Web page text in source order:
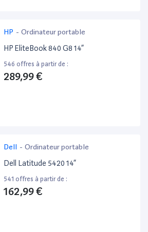
HP - Ordinateur portable
HP EliteBook 840 G8 14”
546 offres à partir de :
289,99 €
Dell - Ordinateur portable
Dell Latitude 5420 14”
541 offres à partir de :
162,99 €